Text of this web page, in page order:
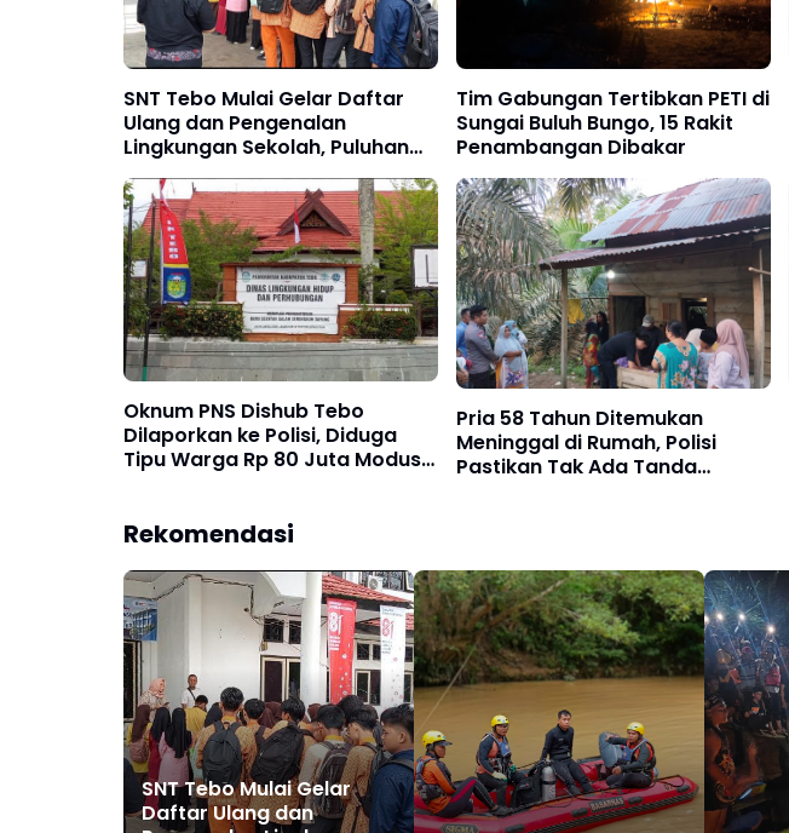
SNT Tebo Mulai Gelar Daftar
Ulang dan Pengenalan
Lingkungan Sekolah, Puluhan
Calon Siswa Hadir Bersama
Orang Tua
Tim Gabungan Tertibkan PETI di
Sungai Buluh Bungo, 15 Rakit
Penambangan Dibakar
Oknum PNS Dishub Tebo
Dilaporkan ke Polisi, Diduga
Tipu Warga Rp 80 Juta Modus
Pria 58 Tahun Ditemukan
Meninggal di Rumah, Polisi
Pastikan Tak Ada Tanda
Rekomendasi
SNT Tebo Mulai Gelar
Daftar Ulang dan